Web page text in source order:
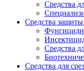
Средства
Средства защиты
Средства
Средства для